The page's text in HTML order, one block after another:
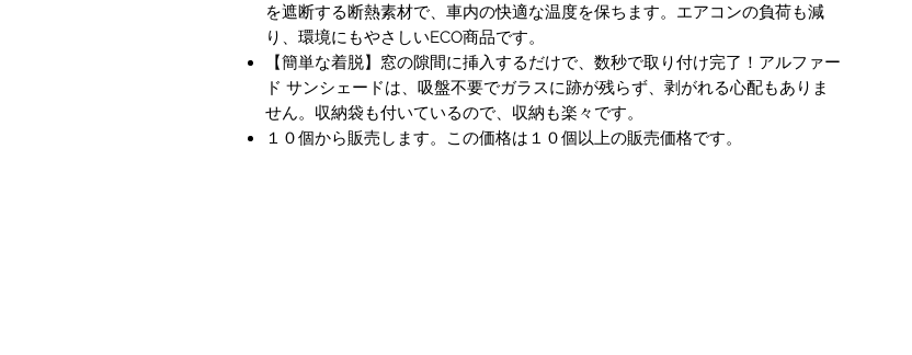
を遮断する断熱素材で、車内の快適な温度を保ちます。エアコンの負荷も減
り、環境にもやさしいECO商品です。
【簡単な着脱】窓の隙間に挿入するだけで、数秒で取り付け完了！アルファー
ド サンシェードは、吸盤不要でガラスに跡が残らず、剥がれる心配もありま
せん。収納袋も付いているので、収納も楽々です。
１０個から販売します。この価格は１０個以上の販売価格です。